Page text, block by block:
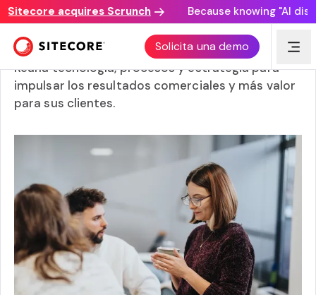
acquires Scrunch Because knowing "AI
Solicita una demo
Moderniza tu DX
Reúna tecnología, procesos y estrategia para
impulsar los resultados comerciales y más valor
para sus clientes.